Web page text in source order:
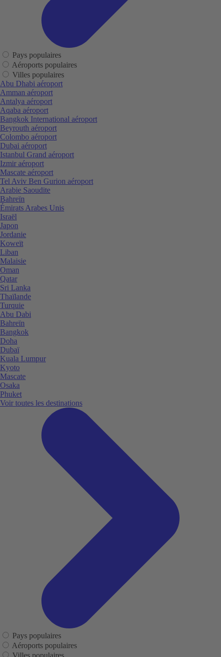
Pays populaires
Aéroports populaires
Villes populaires
Abu Dhabi aéroport
Amman aéroport
Antalya aéroport
Aqaba aéroport
Bangkok International aéroport
Beyrouth aéroport
Colombo aéroport
Dubai aéroport
Istanbul Grand aéroport
Izmir aéroport
Mascate aéroport
Tel Aviv Ben Gurion aéroport
Arabie Saoudite
Bahreïn
Émirats Arabes Unis
Israël
Japon
Jordanie
Koweït
Liban
Malaisie
Oman
Qatar
Sri Lanka
Thaïlande
Turquie
Abu Dabi
Bahreïn
Bangkok
Doha
Dubaï
Kuala Lumpur
Kyoto
Mascate
Osaka
Phuket
Voir toutes les destinations
Pays populaires
Aéroports populaires
Villes populaires